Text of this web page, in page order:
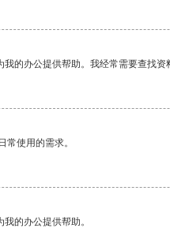
的办公提供帮助。我经常需要查找
常使用的需求。
的办公提供帮助。